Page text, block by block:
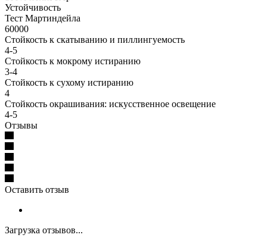
Устойчивость
Тест Мартиндейла
60000
Стойкость к скатыванию и пиллингуемость
4-5
Стойкость к мокрому истиранию
3-4
Стойкость к сухому истиранию
4
Стойкость окрашивания: искусственное освещение
4-5
Отзывы
Оставить отзыв
Загрузка отзывов...